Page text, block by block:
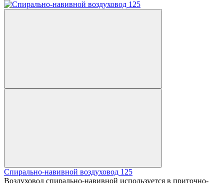
Спирально-навивной воздуховод 125
Воздуховод спирально-навивной используется в приточно-